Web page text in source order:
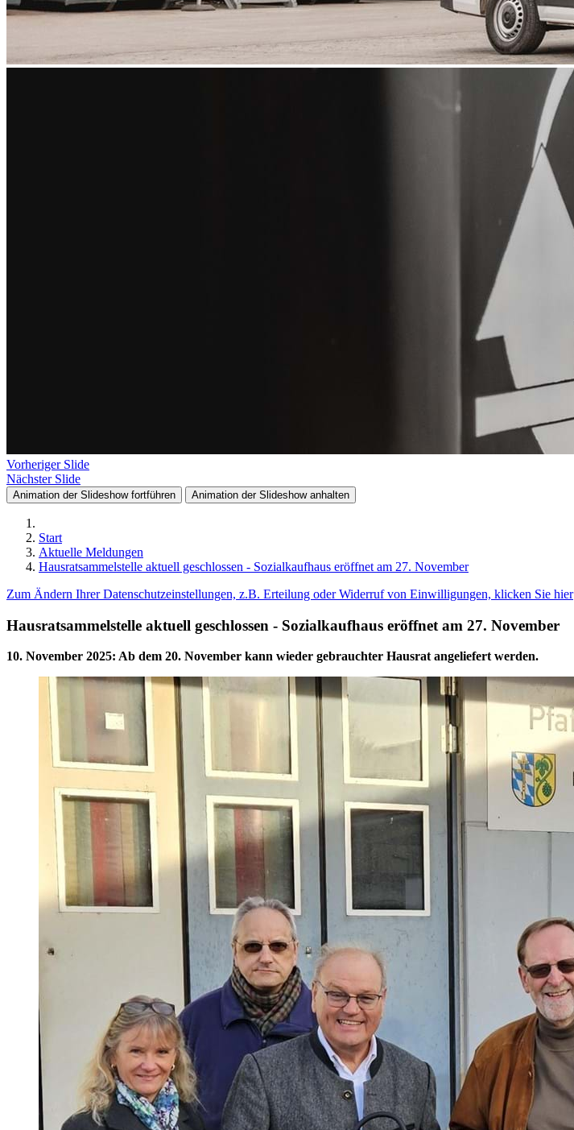
Vorheriger Slide
Nächster Slide
Animation der Slideshow fortführen Animation der Slideshow anhalten
Start
Aktuelle Meldungen
Hausratsammelstelle aktuell geschlossen - Sozialkaufhaus eröffnet am 27. November
Zum Ändern Ihrer Datenschutzeinstellungen, z.B. Erteilung oder Widerruf von Einwilligungen, klicken Sie hier
Hausratsammelstelle aktuell geschlossen - Sozialkaufhaus eröffnet am 27. November
10. November 2025: Ab dem 20. November kann wieder gebrauchter Hausrat angeliefert werden.